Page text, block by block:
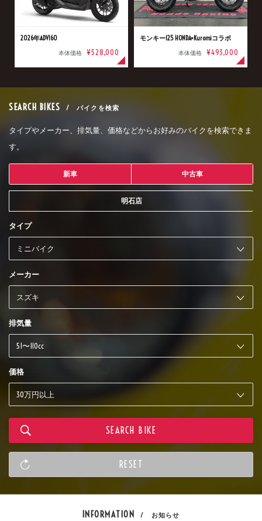
2026年ADV160
本体価格 ¥528,000
モンキー125 HONDA×Kuromiコラボ
本体価格 ¥493,000
SEARCH BIKES / バイクを検索
タイプやメーカー、排気量、価格などからお好みのバイクを検索できま
す。
新車 中古車
明石店
タイプ
メーカー
排気量
価格
INFORMATION / お知らせ